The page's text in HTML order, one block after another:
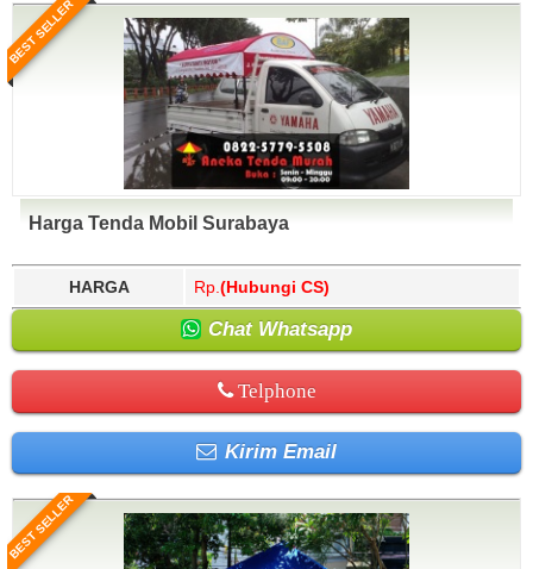
BEST SELLER
Harga Tenda Mobil Surabaya
HARGA Rp. (Hubungi CS)
Chat Whatsapp
Telphone
Kirim Email
BEST SELLER